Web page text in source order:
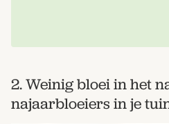
2. Weinig bloei in het
najaarbloeiers in je